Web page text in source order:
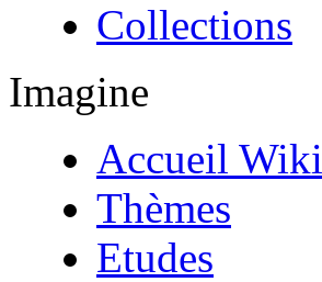
Collections
Imagine
Accueil Wiki
Thèmes
Etudes